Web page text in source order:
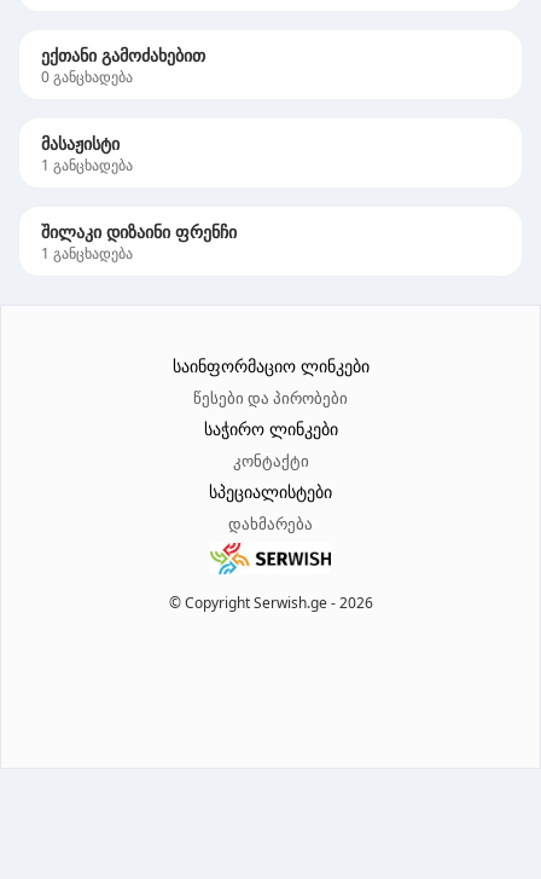
ექთანი გამოძახებით
0განცხადება
მასაჟისტი
1 განცხადება
შილაკი დიზაინი ფრენჩი
1 განცხადება
© Copyright Serwish.ge -2026
საინფორმაციო ლინკები
წესები და პირობები
საჭირო ლინკები
კონტაქტი
სპეციალისტები
დახმარება